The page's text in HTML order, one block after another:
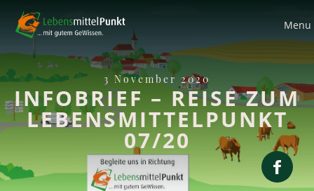
Menu
3 November 2020
INFOBRIEF – REISE ZUM
LEBENSMITTELPUNKT
07/20